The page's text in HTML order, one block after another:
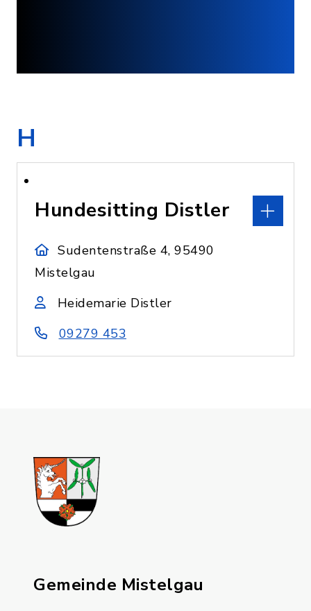
H
Hundesitting Distler
Sudentenstraße 4, 95490
Mistelgau
Heidemarie Distler
09279 453
Gemeinde Mistelgau